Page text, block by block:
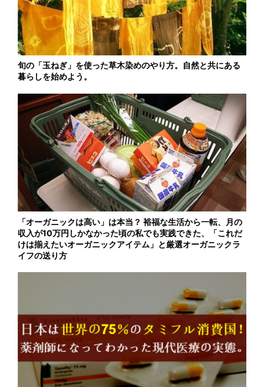
旬の「玉ねぎ」を使った草木染めのやり方。自然と共にある
暮らしを始めよう。
「オーガニックは高い」は本当？ 裕福な生活から一転、月の
収入が10万円しかなかった頃の私でも実践できた、「これだ
けは揃えたいオーガニックアイテム」と厳選オーガニックラ
イフの送り方